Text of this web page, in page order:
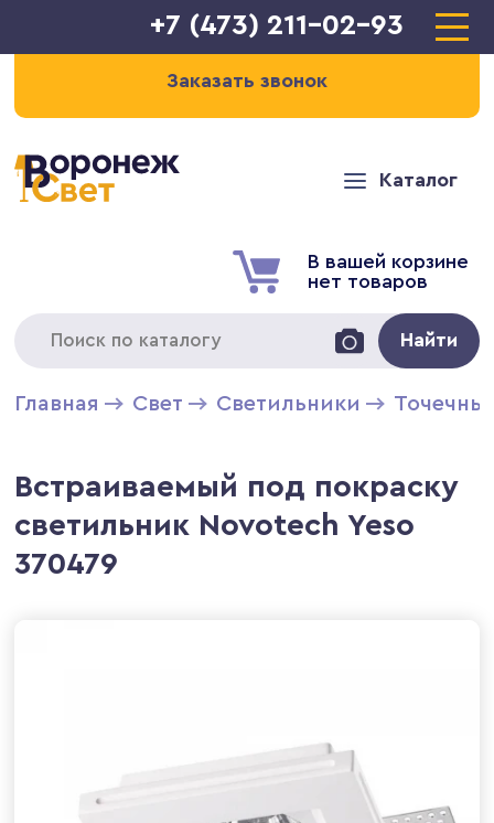
+7 (473) 211-02-93
Заказать звонок
Каталог
В вашей корзине
нет товаров
Найти
Главная Свет Светильники
Встраиваемый под покраску
светильник Novotech Yeso
370479